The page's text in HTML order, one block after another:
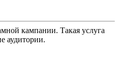
кампании. Такая услуга
аудитории.